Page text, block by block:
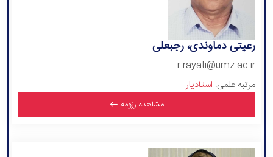
رعیتی دماوندی، رجبعلی
r.rayati@umz.ac.ir
مرتبه علمی: استادیار
مشاهده رزومه